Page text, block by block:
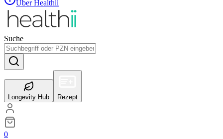
Über Healthii
Suche
Longevity Hub Rezept
0